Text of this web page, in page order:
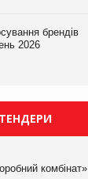
брендів
2026
ТЕНДЕРИ
комбінат»